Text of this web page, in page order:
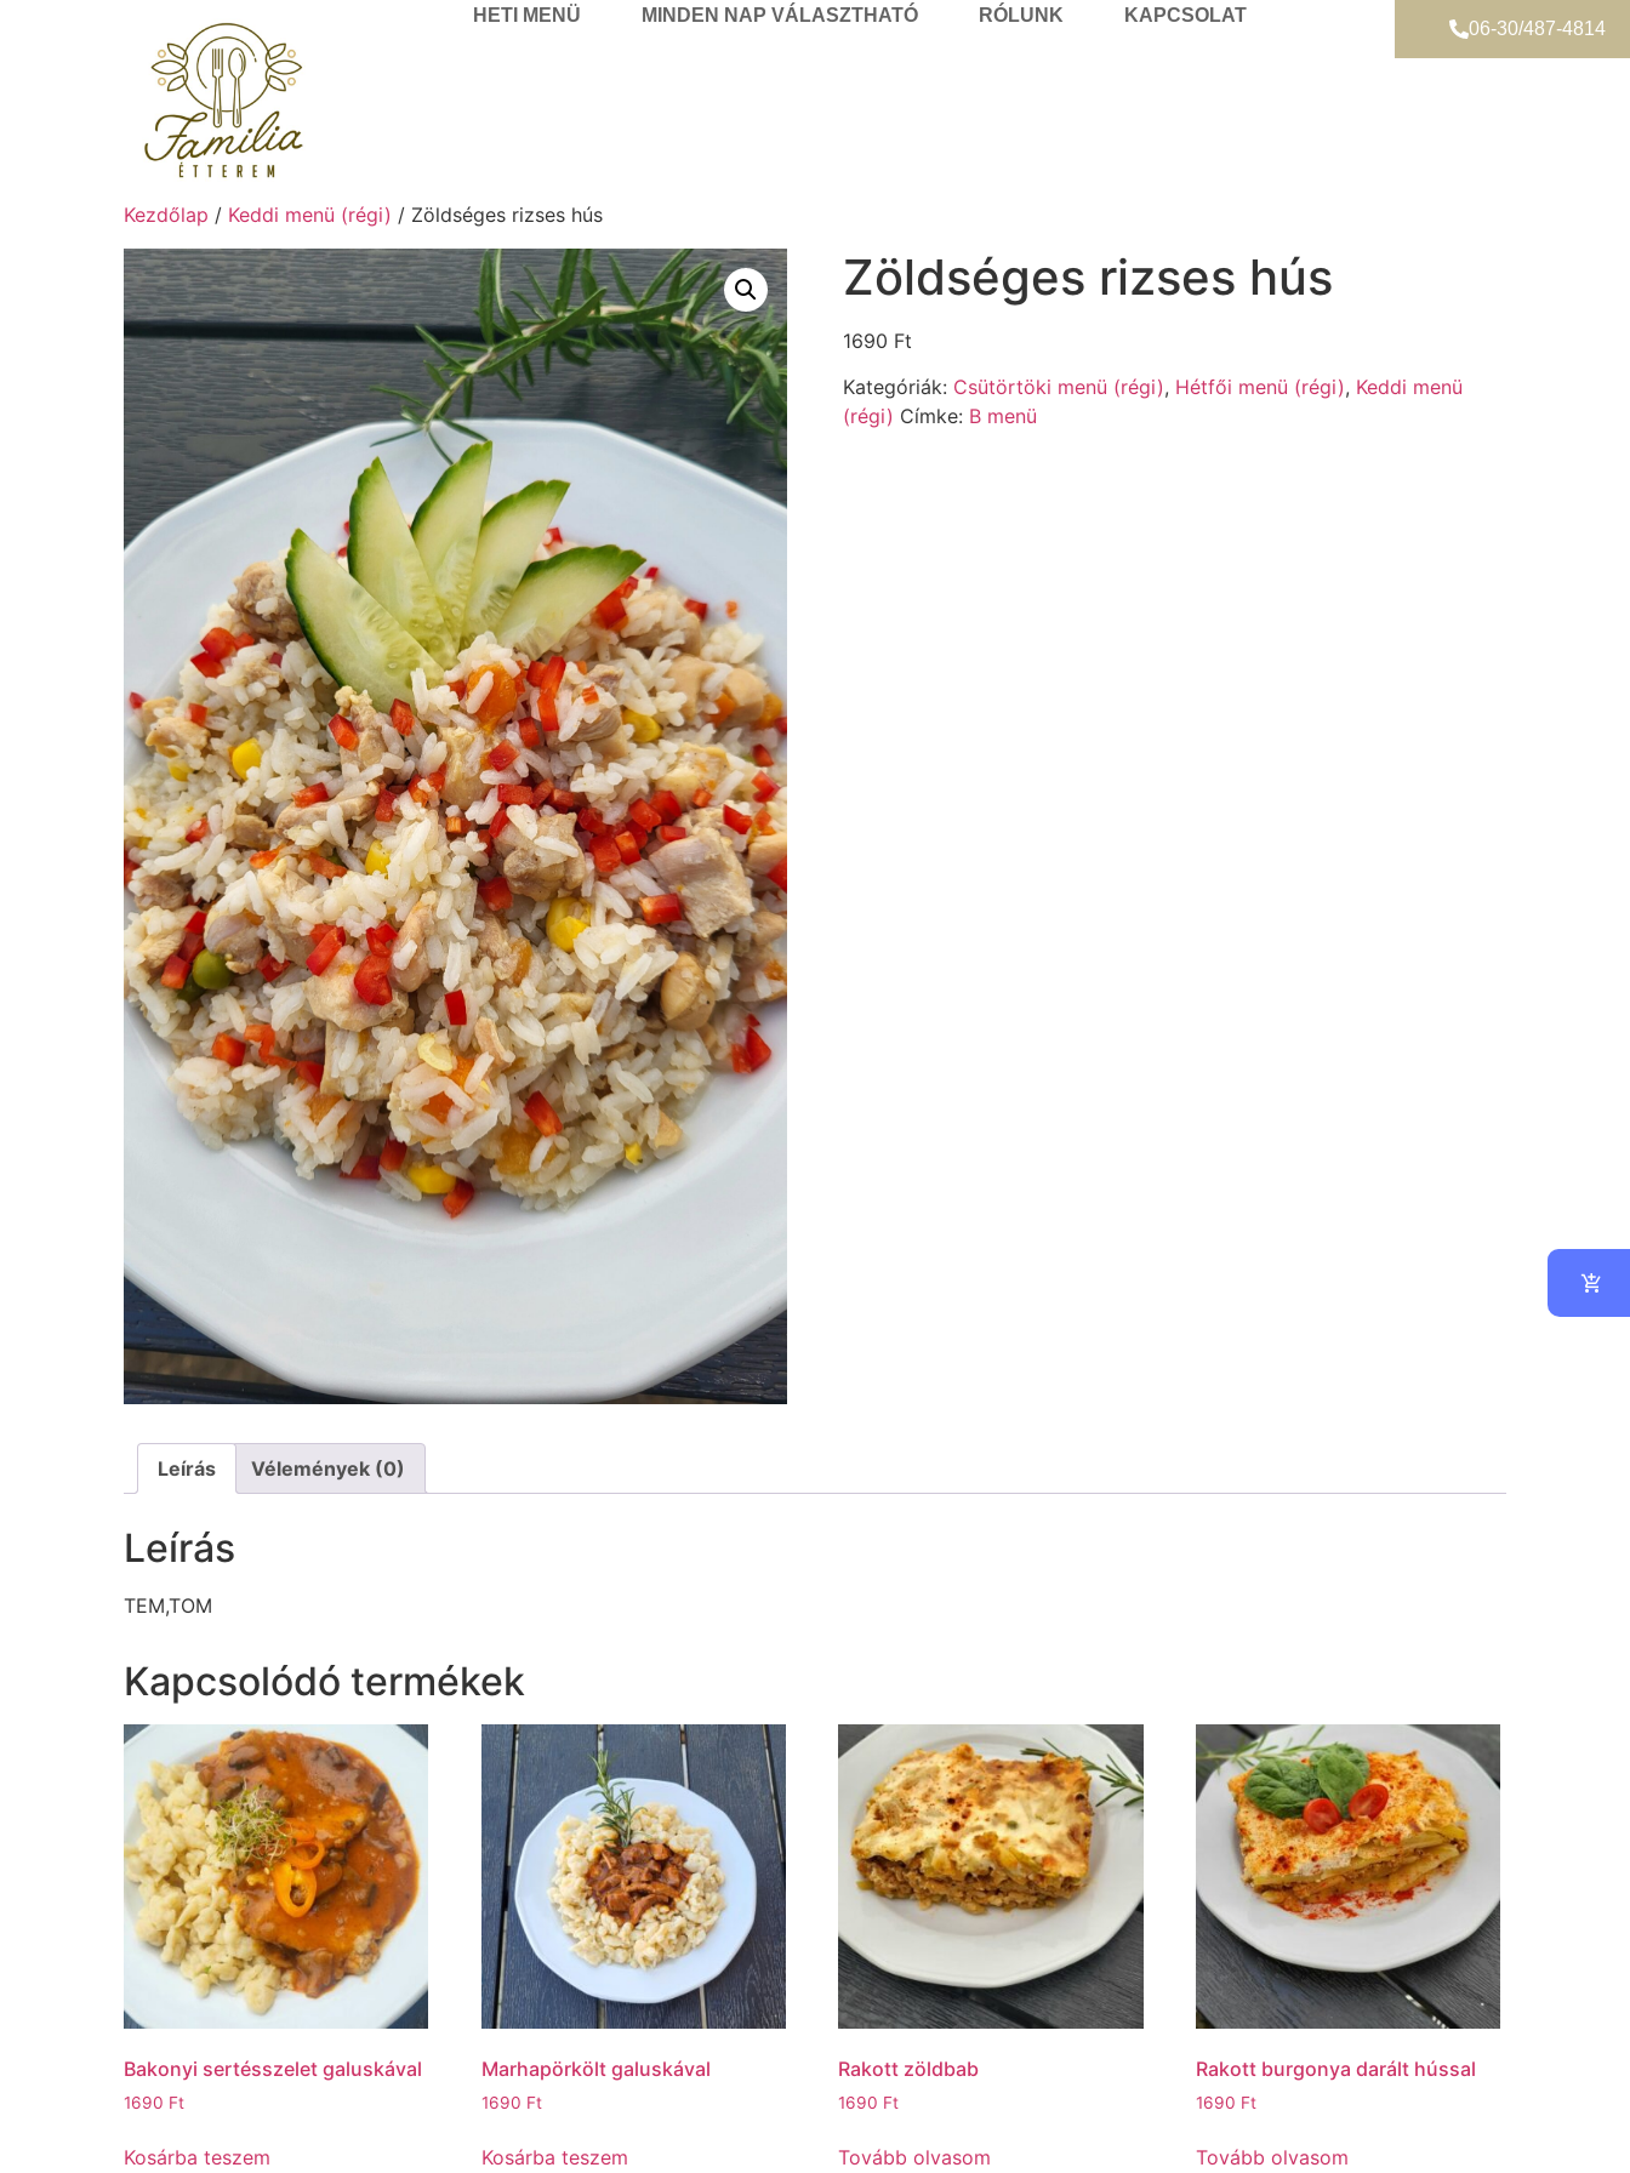
HETI MENÜ MINDEN NAP VÁLASZTHATÓ RÓLUNK KAPCSOLAT
06-30/487-4814
Kezdőlap / Keddi menü (régi) / Zöldséges rizses hús
Zöldséges rizses hús
1690 Ft
Kategóriák: Csütörtöki menü (régi), Hétfői menü (régi), Keddi menü
(régi) Címke: B menü
Leírás Vélemények (0)
Leírás
TEM,TOM
Kapcsolódó termékek
Bakonyi sertésszelet galuskával
1690 Ft
Kosárba teszem
Marhapörkölt galuskával
1690 Ft
Kosárba teszem
Rakott zöldbab
1690 Ft
Tovább olvasom
Rakott burgonya darált hússal
1690 Ft
Tovább olvasom